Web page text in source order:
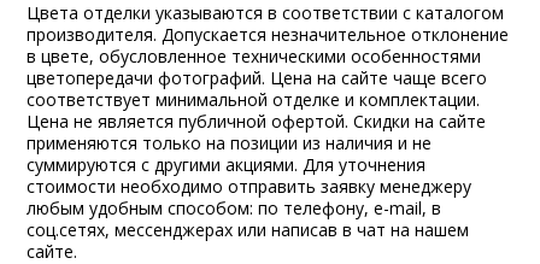
Цвета отделки указываются в соответствии с каталогом
производителя. Допускается незначительное отклонение
в цвете, обусловленное техническими особенностями
цветопередачи фотографий. Цена на сайте чаще всего
соответствует минимальной отделке и комплектации.
Цена не является публичной офертой. Скидки на сайте
применяются только на позиции из наличия и не
суммируются с другими акциями. Для уточнения
стоимости необходимо отправить заявку менеджеру
любым удобным способом: по телефону, e-mail, в
соц.сетях, мессенджерах или написав в чат на нашем
сайте.